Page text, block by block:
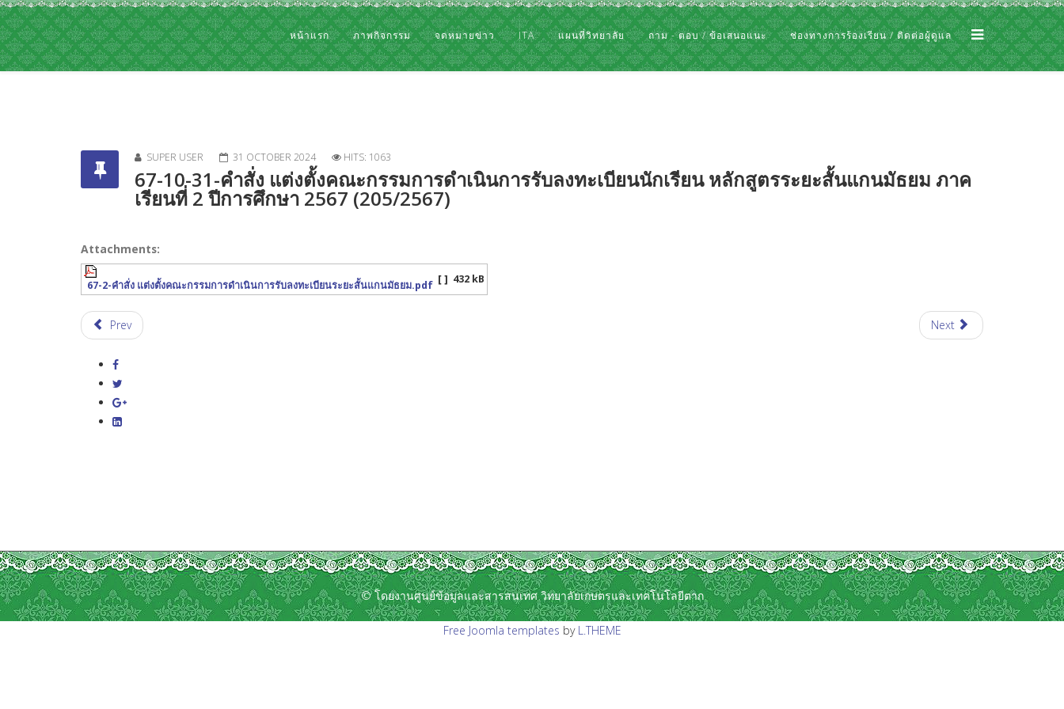
หน้าแรก ภาพกิจกรรม จดหมายข่าว ITA แผนที่วิทยาลัย ถาม - ตอบ / ข้อเสนอแนะ ช่องทางการร้องเรียน / ติดต่อผู้ดูแล
SUPER USER 31 OCTOBER 2024 HITS: 1063
67-10-31-คำสั่ง แต่งตั้งคณะกรรมการดำเนินการรับลงทะเบียนนักเรียน หลักสูตรระยะสั้นแกนมัธยม ภาค
เรียนที่ 2 ปีการศึกษา 2567 (205/2567)
Attachments:
67-2-คำสั่ง แต่งตั้งคณะกรรมการดำเนินการรับลงทะเบียนระยะสั้นแกนมัธยม.pdf [ ] 432 kB
Prev Next
© โดยงานศูนย์ข้อมูลและสารสนเทศ วิทยาลัยเกษตรและเทคโนโลยีตาก
Free Joomla templates by L.THEME